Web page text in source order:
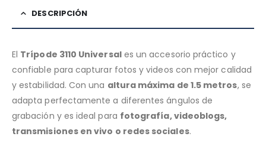
DESCRIPCIÓN
El Trípode 3110 Universales un accesorio práctico y
confiable para capturar fotos y videos con mejor calidad
y estabilidad. Con una altura máxima de 1.5 metros, se
adapta perfectamente a diferentes ángulos de
grabación y es ideal para fotografía, videoblogs,
transmisiones en vivo o redes sociales.